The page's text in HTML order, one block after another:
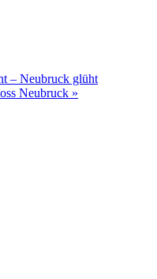
– Neubruck glüht
Neubruck »